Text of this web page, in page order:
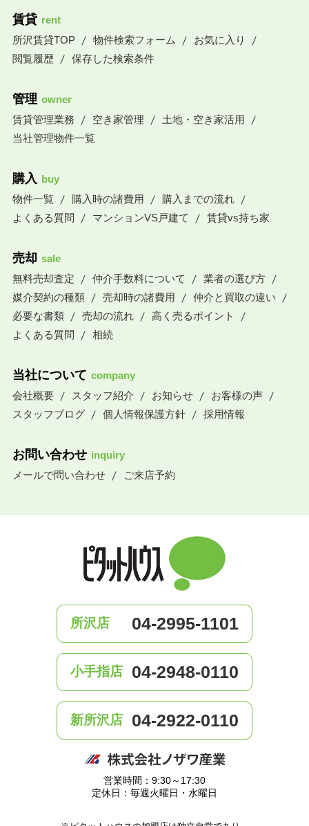
賃貸 rent
所沢賃貸TOP
物件検索フォーム
お気に入り
閲覧履歴
保存した検索条件
管理 owner
賃貸管理業務
空き家管理
土地・空き家活用
当社管理物件一覧
購入 buy
物件一覧
購入時の諸費用
購入までの流れ
よくある質問
マンションVS戸建て 賃貸vs持ち家
売却 sale
無料売却査定
仲介手数料について
業者の選び方
媒介契約の種類
売却時の諸費用
仲介と買取の違い
必要な書類
売却の流れ
高く売るポイント
よくある質問
相続
当社について company
会社概要
スタッフ紹介 お知らせ
お客様の声
スタッフブログ
個人情報保護方針 採用情報
お問い合わせ inquiry
メールで問い合わせ
ご来店予約
所沢店 04-2995-1101
小手指店 04-2948-0110
新所沢店 04-2922-0110
営業時間：9:30～17:30
定休日：毎週火曜日・水曜日